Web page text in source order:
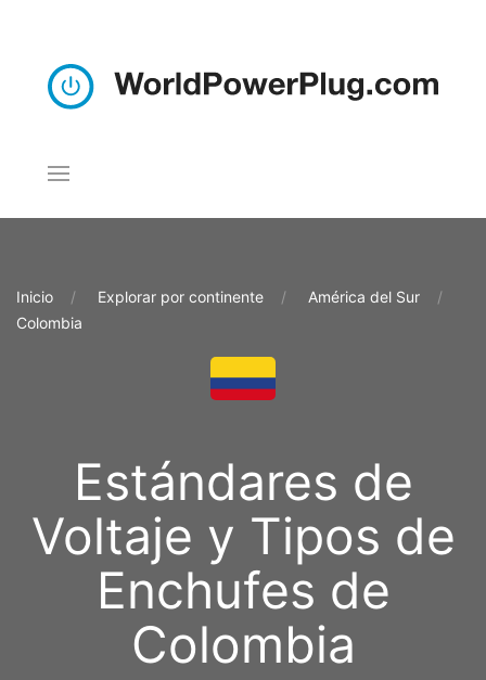
Inicio Explorar por continente
América del Sur
Colombia
Estándares de
Voltaje y Tipos de
Enchufes de
Colombia